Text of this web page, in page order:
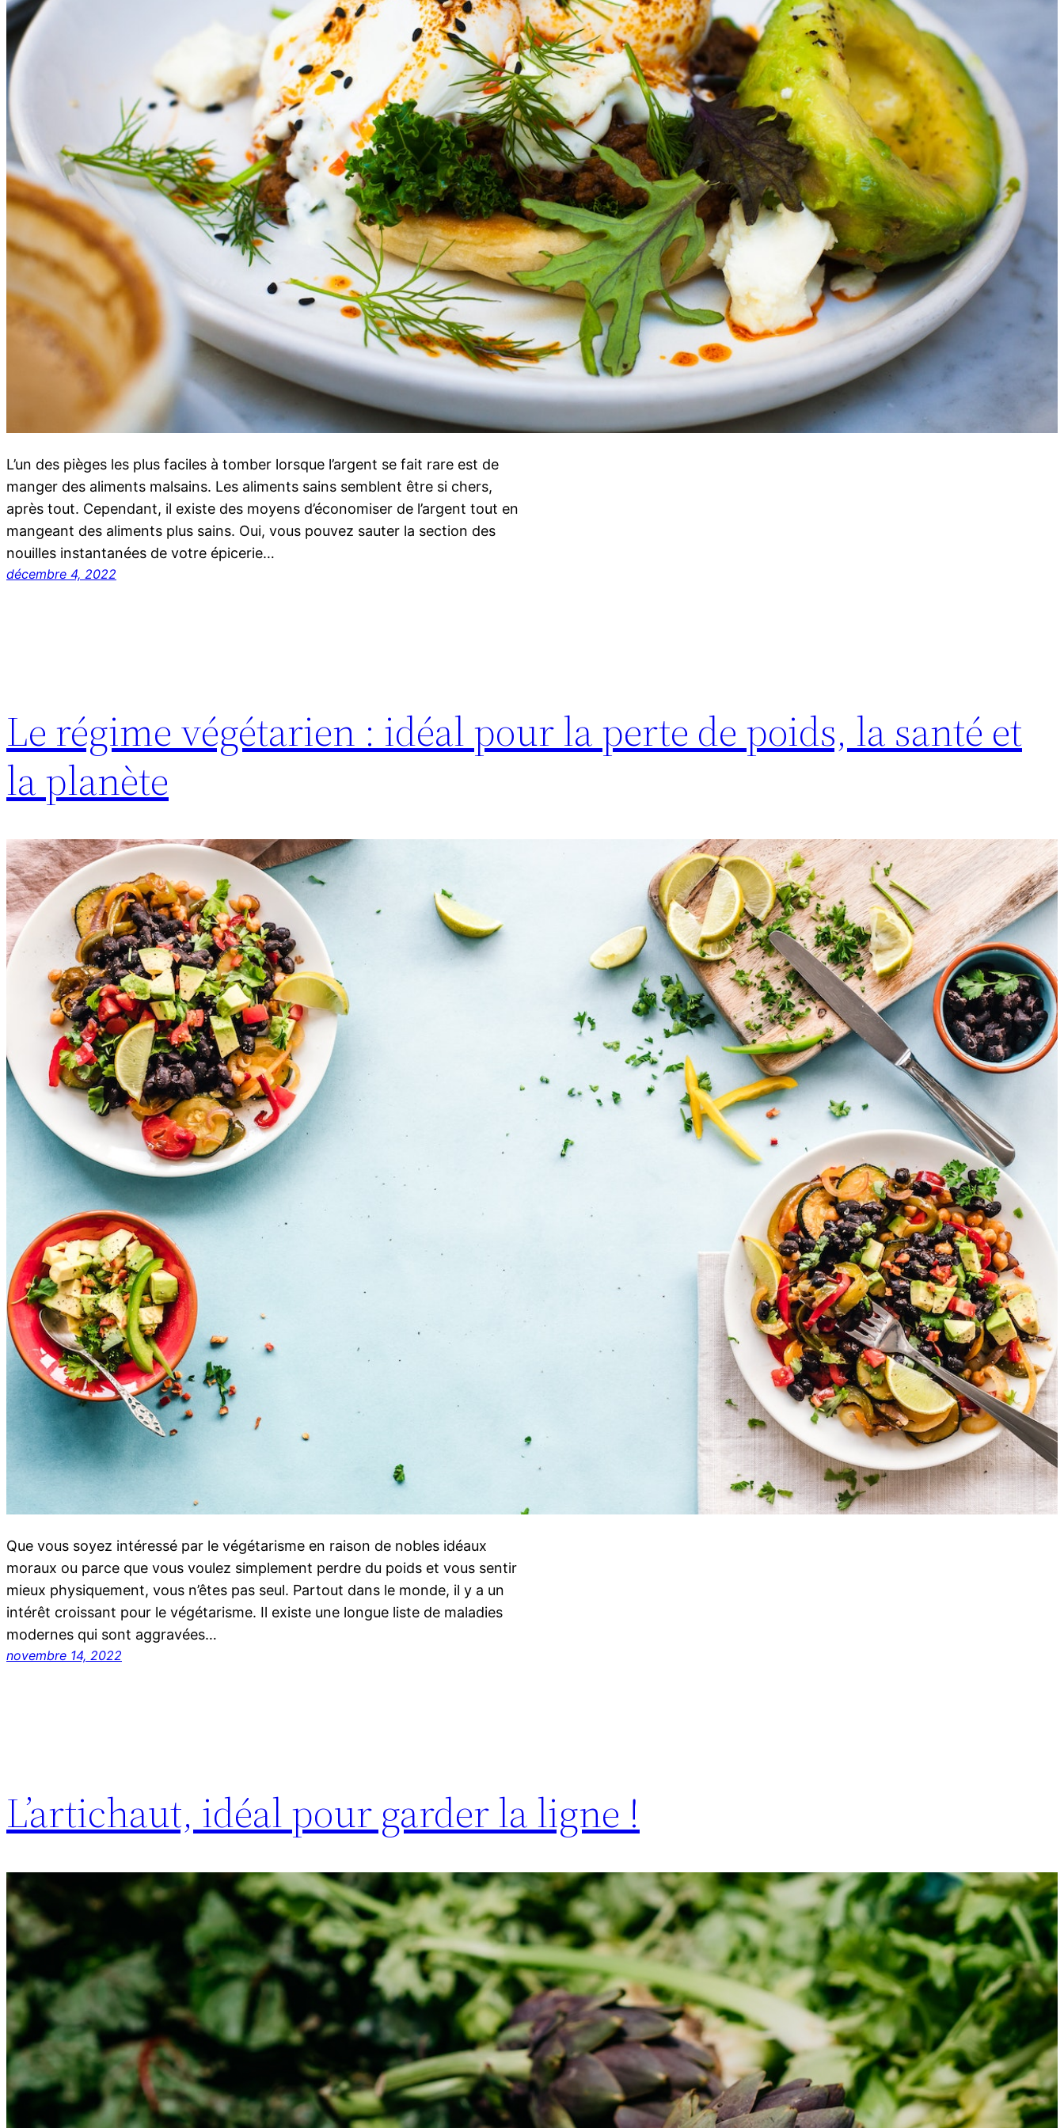
L’un des pièges les plus faciles à tomber lorsque l’argent se fait rare est de
manger des aliments malsains. Les aliments sains semblent être si chers,
après tout. Cependant, il existe des moyens d’économiser de l’argent tout en
mangeant des aliments plus sains. Oui, vous pouvez sauter la section des
nouilles instantanées de votre épicerie…
décembre 4, 2022
Le régime végétarien : idéal pour la perte de poids, la santé et
la planète
Que vous soyez intéressé par le végétarisme en raison de nobles idéaux
moraux ou parce que vous voulez simplement perdre du poids et vous sentir
mieux physiquement, vous n’êtes pas seul. Partout dans le monde, il y a un
intérêt croissant pour le végétarisme. Il existe une longue liste de maladies
modernes qui sont aggravées…
novembre 14, 2022
L’artichaut, idéal pour garder la ligne !